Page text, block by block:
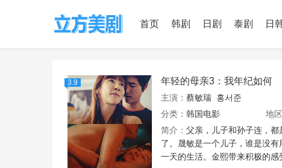
首页 韩剧 日剧 泰剧 日
3.9 年轻的母亲3：我年纪如何
主演： 蔡敏瑞 홍서준
分类： 韩国电影 地区
简介： 父亲，儿子和孙子连，
了。晟敏是一个儿子，谁是没
一天的生活。金熙带来积极的